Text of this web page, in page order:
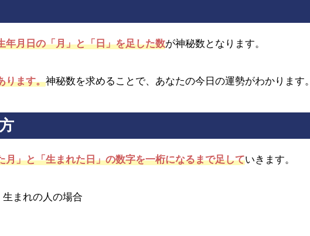
年月日の「月」と「日」を足した数が神秘数となります。
ります。神秘数を求めることで、あなたの今日の運勢がわかります。
月」と「生まれた日」の数字を一桁になるまで足していきます。
まれの人の場合